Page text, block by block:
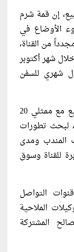
إن قمة شرم
الأوضاع في
من القناة،
شهر أكتوبر
معدل شهري للسفن
جاء ذلك خلال الاجتماع الذي عقده ربيع مع ممثلي 20
لبحث تطورات
المندب ومدى
للقناة وسوق
التواصل
الملاحية
المشتركة